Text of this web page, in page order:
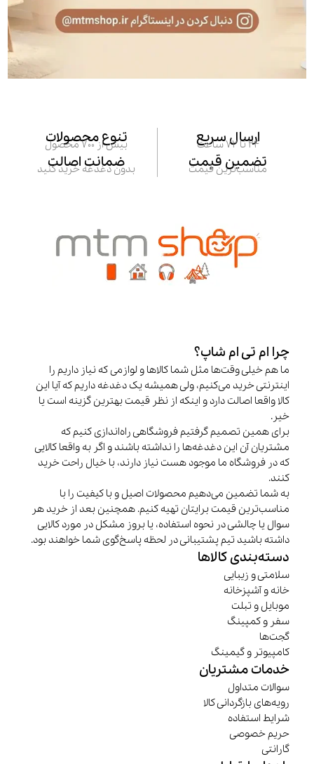
ارسال سریع
24 تا 72 ساعت تنوع محصولات
بیش از 700 محصول
تضمین قیمت
مناسب‌ترین قیمت ضمانت اصالت
بدون دغدغه خرید کنید
چرا ام تی ام شاپ؟
ما هم خیلی وقت‌ها مثل شما کالاها و لوازمی که نیاز داریم را
اینترنتی خرید می‌کنیم، ولی همیشه یک دغدغه داریم که آیا این
کالا واقعا اصالت دارد و اینکه از نظر قیمت بهترین گزینه است یا
خیر.
برای همین تصمیم گرفتیم فروشگاهی راه‌اندازی کنیم که
مشتریان آن این دغدغه‌ها را نداشته باشند و اگر به واقعا کالایی
که در فروشگاه ما موجود هست نیاز دارند، با خیال راحت خرید
کنند.
به شما تضمین می‌دهیم محصولات اصیل و با کیفیت را با
مناسب‌ترین قیمت برایتان تهیه کنیم. همچنین بعد از خرید هر
سوال یا چالشی در نحوه استفاده، یا بروز مشکل در مورد کالایی
داشته باشید تیم پشتیبانی در لحظه پاسخ‌گوی شما خواهند بود.
دسته‌بندی کالاها
سلامتی و زیبایی
خانه و آشپزخانه
موبایل و تبلت
سفر و کمپینگ
گجت‌ها
کامپیوتر و گیمینگ
خدمات مشتریان
سوالات متداول
رویه‌های بازگردانی کالا
شرایط استفاده
حریم خصوصی
گارانتی